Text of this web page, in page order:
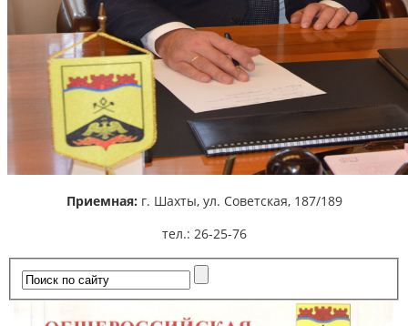
Приемная: г. Шахты, ул. Советская, 187/189
тел.: 26-25-76